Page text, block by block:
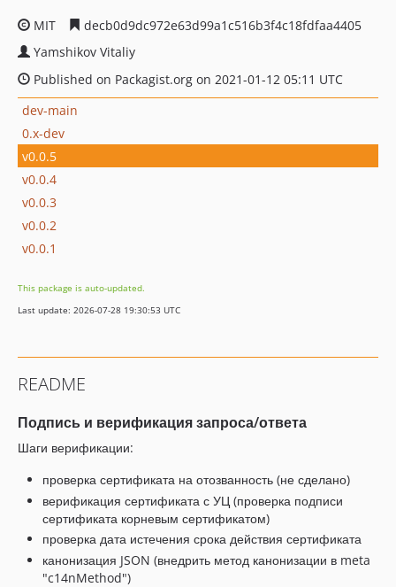
MIT
decb0d9dc972e63d99a1c516b3f4c18fdfaa4405
Yamshikov Vitaliy
Published on Packagist.org on 2021-01-12 05:11 UTC
dev-main
0.x-dev
v0.0.5
v0.0.4
v0.0.3
v0.0.2
v0.0.1
This package is auto-updated.
Last update: 2026-07-28 19:30:53 UTC
README
Подпись и верификация запроса/ответа
Шаги верификации:
проверка сертификата на отозванность (не сделано)
верификация сертификата с УЦ (проверка подписи
сертификата корневым сертификатом)
проверка дата истечения срока действия сертификата
канонизация JSON (внедрить метод канонизации в meta
"c14nMethod")